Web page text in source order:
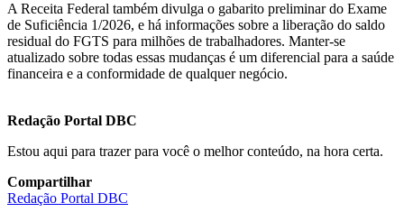
A Receita Federal também divulga o gabarito preliminar do Exame
de Suficiência 1/2026, e há informações sobre a liberação do saldo
residual do FGTS para milhões de trabalhadores. Manter-se
atualizado sobre todas essas mudanças é um diferencial para a saúde
financeira e a conformidade de qualquer negócio.
Redação Portal DBC
Estou aqui para trazer para você o melhor conteúdo, na hora certa.
Compartilhar
Redação Portal DBC